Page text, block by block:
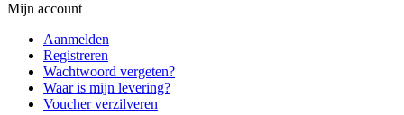
Mijn account
Aanmelden
Registreren
Wachtwoord vergeten?
Waar is mijn levering?
Voucher verzilveren